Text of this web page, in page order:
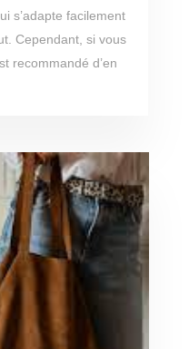
s’adapte facilement
Cependant, si vous
recommandé d’en